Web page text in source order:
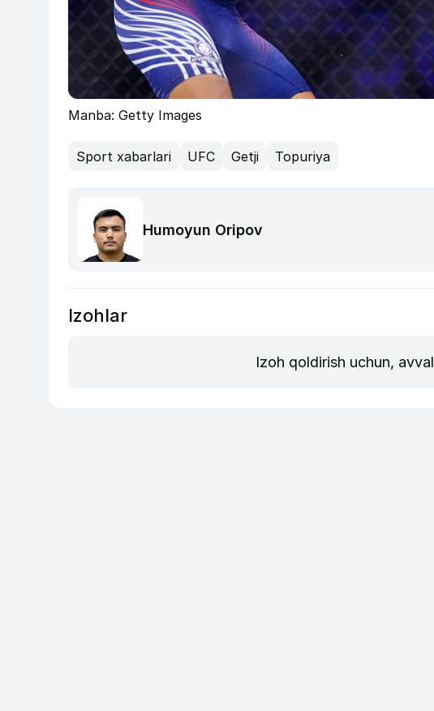
Manba: Getty Images
Sport xabarlari UFC Getji Topuriya
Humoyun Oripov
Izohlar
Izoh qoldirish uchun, avval